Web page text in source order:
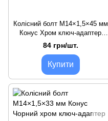
Колісний болт M14×1,5×45 мм
Конус Хром ключ-адаптер
AK192106SD для Alfa Romeo,
BMW, Citroen, Fiat, Peugeot,
Renault, Saab, Volvo (для
вузьких отворів у диску)
84 грн/шт.
Купити